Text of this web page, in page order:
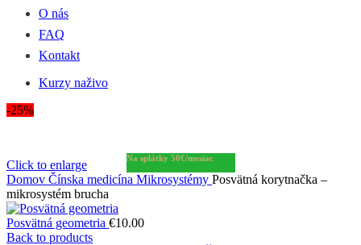
O nás
FAQ
Kontakt
Kurzy naživo
-25%
Na splátky 50€/mesiac
Click to enlarge
Domov Čínska medicína Mikrosystémy Posvätná korytnačka –
mikrosystém brucha
Posvätná geometria €10.00
Back to products